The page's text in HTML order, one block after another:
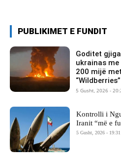
PUBLIKIMET E FUNDIT
Goditet
ukrainas
200 mijë
“Wildberries”
5 Gusht, 2026 -
Kontrolli i
Iranit “më e
5 Gusht, 2026 - 19:31